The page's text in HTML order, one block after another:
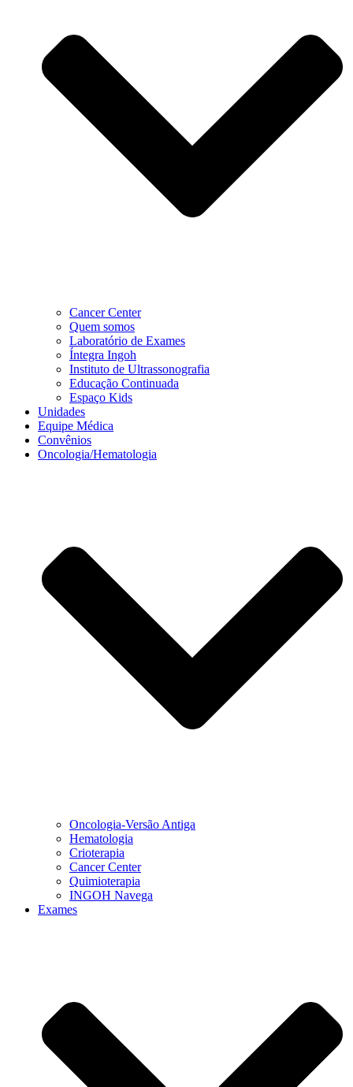
Cancer Center
Quem somos
Laboratório de Exames
Íntegra Ingoh
Instituto de Ultrassonografia
Educação Continuada
Espaço Kids
Unidades
Equipe Médica
Convênios
Oncologia/Hematologia
Oncologia-Versão Antiga
Hematologia
Crioterapia
Cancer Center
Quimioterapia
INGOH Navega
Exames